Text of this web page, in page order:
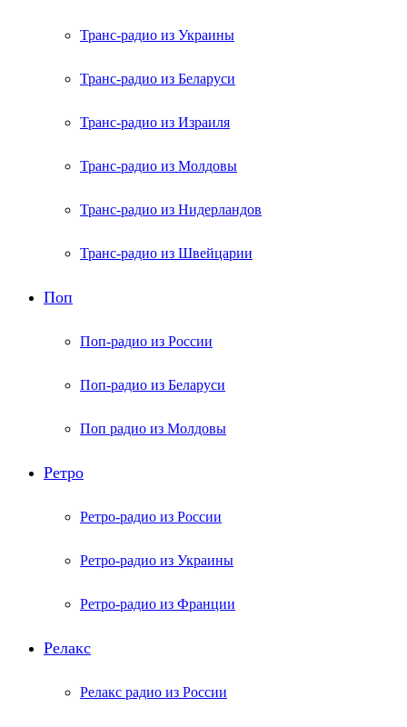
Транс-радио из Украины
Транс-радио из Беларуси
Транс-радио из Израиля
Транс-радио из Молдовы
Транс-радио из Нидерландов
Транс-радио из Швейцарии
Поп
Поп-радио из России
Поп-радио из Беларуси
Поп радио из Молдовы
Ретро
Ретро-радио из России
Ретро-радио из Украины
Ретро-радио из Франции
Релакс
Релакс радио из России